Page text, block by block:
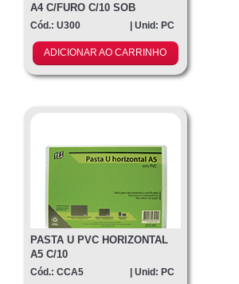
A4 C/FURO C/10 SOB
ENCOMEND
Cód.: U300 | Unid: PC
ADICIONAR AO CARRINHO
PASTA U PVC HORIZONTAL
A5 C/10
Cód.: CCA5 | Unid: PC